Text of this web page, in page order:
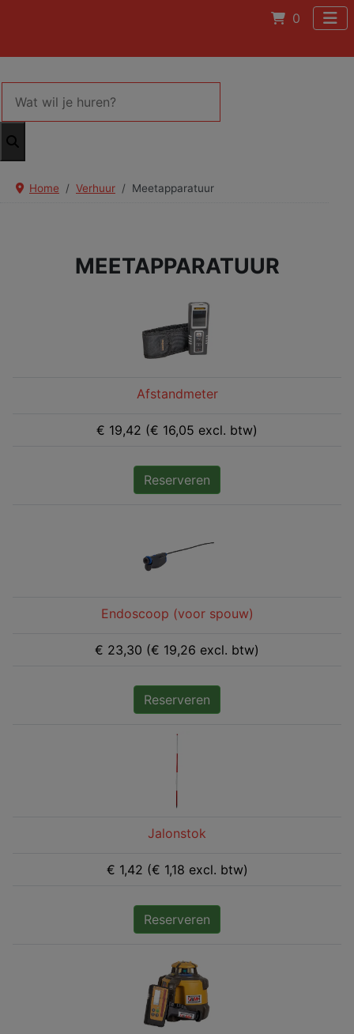
0
Home Verhuur Meetapparatuur
MEETAPPARATUUR
Afstandmeter
€ 19,42 (€ 16,05 excl. btw)
Reserveren
Endoscoop (voor spouw)
€ 23,30 (€ 19,26 excl. btw)
Reserveren
Jalonstok
€ 1,42 (€ 1,18 excl. btw)
Reserveren